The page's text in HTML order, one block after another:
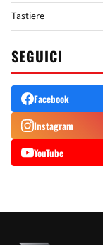
Tastiere
SEGUICI
Facebook
Instagram
YouTube